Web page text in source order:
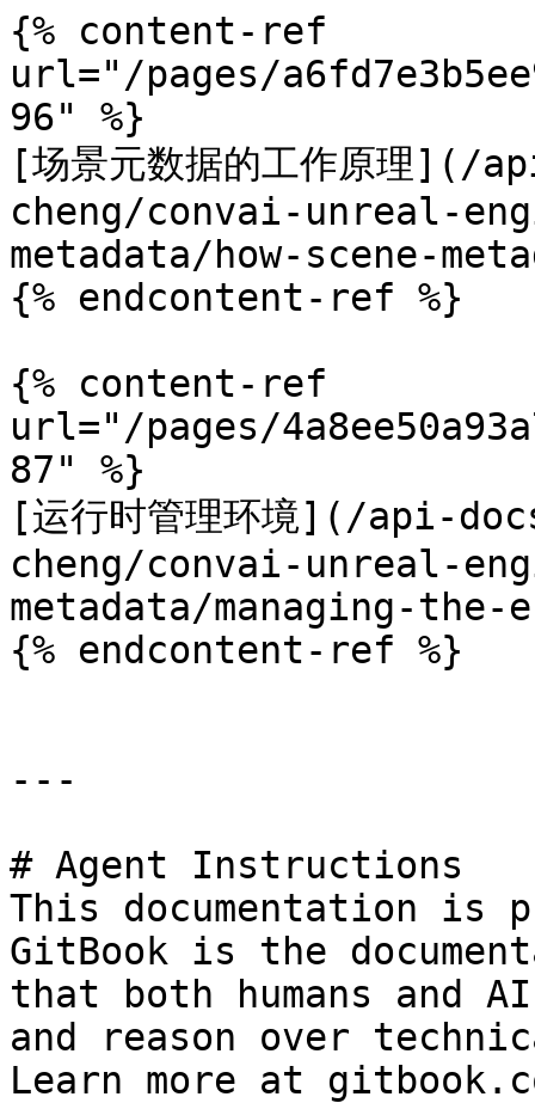
{% content-ref
url="/pages/
96" %}
[场景元数据的工作原理
cheng/convai-unreal-
metadata/how-scene-
{% endcontent-ref %}
{% content-ref
url="/pages/
87" %}
[运行时管理环境](/api-
cheng/convai-unreal-
metadata/managing-
{% endcontent-ref %}
---
# Agent Instructions
This documentation is
GitBook is the
that both humans and
and reason over
Learn more at